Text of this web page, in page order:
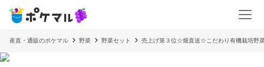
産直・通販のポケマル 野菜 野菜セット 売上げ第３位☆畑直送☆こだわり有機栽培野